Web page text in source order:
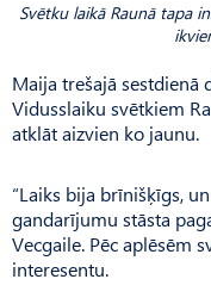
Svētku laikā Raunā tapa
Maija trešajā sestdienā
Vidusslaiku svētkiem
atklāt aizvien ko jaunu.
“Laiks bija brīnišķīgs,
gandarījumu stāsta
Vecgaile. Pēc aplēsēm
interesentu.